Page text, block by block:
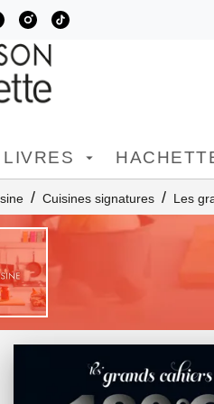
RECHERCHE
arrow_drop_down
/ Cuisines signatures / Les